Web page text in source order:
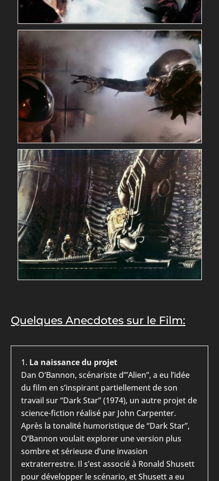
Quelques Anecdotes sur le Film:
La naissance du projet
Dan O’Bannon, scénariste d’”Alien”, a eu l’idée
du film en s’inspirant partiellement de son
travail sur “Dark Star” (1974), un autre projet de
science-fiction réalisé par John Carpenter.
Après la tonalité humoristique de “Dark Star”,
O’Bannon voulait explorer une version plus
sombre et sérieuse d’une invasion
extraterrestre. Il s’est associé à Ronald Shusett
pour développer le scénario, et Shusett a eu